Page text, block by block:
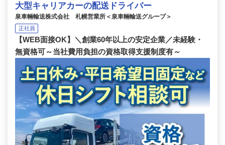
大型キャリアカーの配送ドライバー
泉車輛輸送株式会社 札幌営業所＜泉車輛輸送グループ＞
正社員
【WEB面接OK】＼創業60年以上の安定企業／未経験・
無資格可～当社費用負担の資格取得支援制度有～